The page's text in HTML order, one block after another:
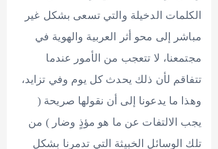
الدخيلة والتي تسعى بشكل غير
إلى محو أثر العربية والهوية في
لا تتعجب من الأمور عندما
لأن ذلك يحدث كل يوم وفي تزايد،
ما يدعونا إلى أن نقولها صريحة (
الالتفات عن ما هو مؤذٍ وضار ) من
الخبيثة التي تدمرنا بشكل